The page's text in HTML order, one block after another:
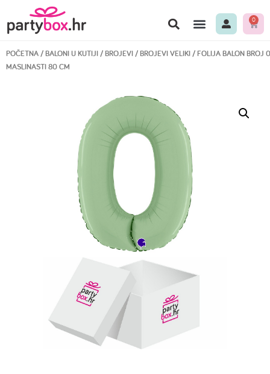
0
POČETNA/BALONI U KUTIJI/BROJEVI/BROJEVI VELIKI/ FOLIJA BALON BROJ
MASLINASTI 80 CM